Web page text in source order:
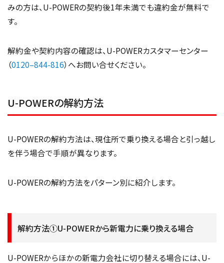
みの方は、U-POWERの契約後1年未満でも違約金が無料で
す。
解約金や契約内容の確認は、U-POWERカスタマーセンター
（0120–844-816）へお問い合せください。
U-POWERの解約方法
U-POWERの解約方法は、現住所で乗り換える場合と引っ越し
を伴う場合で手順が異なります。
U-POWERの解約方法をパターン別に紹介します。
解約方法①U-POWERから新電力に乗り換える場合
U-POWERからほかの新電力会社に切り替える場合には、U-